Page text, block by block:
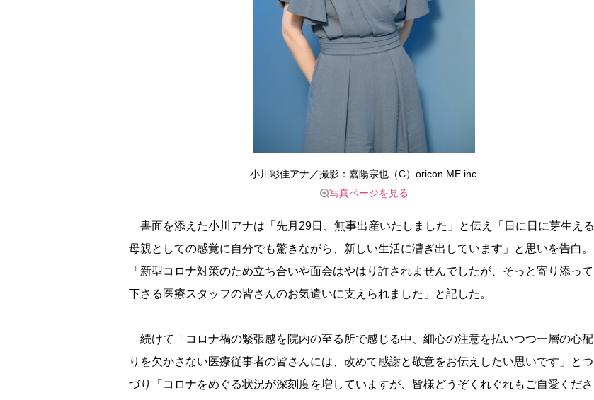
小川彩佳アナ／撮影：嘉陽宗也（C）oricon ME inc.
写真ページを見る
書面を添えた小川アナは「先月29日、無事出産いたしました」と伝え「日に日に芽生える
母親としての感覚に自分でも驚きながら、新しい生活に漕ぎ出しています」と思いを告白。
「新型コロナ対策のため立ち合いや面会はやはり許されませんでしたが、そっと寄り添って
下さる医療スタッフの皆さんのお気遣いに支えられました」と記した。
続けて「コロナ禍の緊張感を院内の至る所で感じる中、細心の注意を払いつつ一層の心配
りを欠かさない医療従事者の皆さんには、改めて感謝と敬意をお伝えしたい思いです」とつ
づり「コロナをめぐる状況が深刻度を増していますが、皆様どうぞくれぐれもご自愛くださ